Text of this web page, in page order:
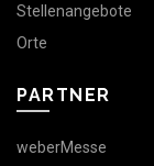
Stellenangebote
Orte
PARTNER
weberMesse